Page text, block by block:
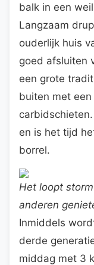
balk in een
Langzaam
ouderlijk huis
goed afsluiten
een grote
buiten met
en is het tijd
borrel.
Het loopt
anderen
Inmiddels
derde
middag met 3